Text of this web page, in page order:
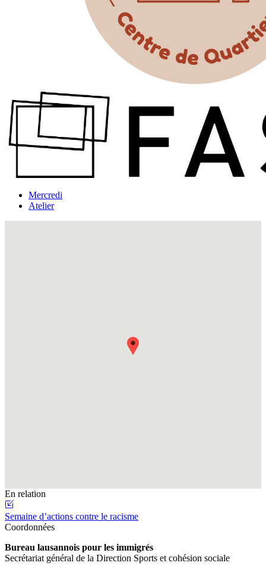
Mercredi
Atelier
En relation
Semaine d’actions contre le racisme
Coordonnées
Bureau lausannois pour les immigrés
Secrétariat général de la Direction Sports et cohésion sociale